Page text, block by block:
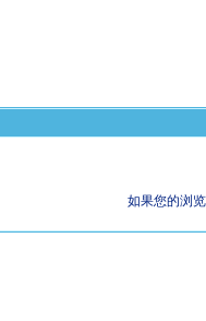
如果您的浏